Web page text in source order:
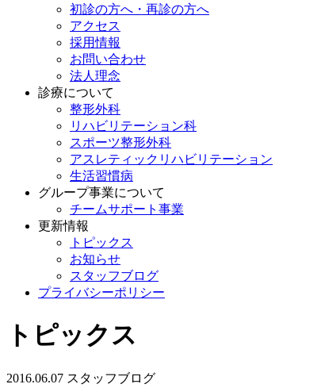
初診の方へ・再診の方へ
アクセス
採用情報
お問い合わせ
法人理念
診療について
整形外科
リハビリテーション科
スポーツ整形外科
アスレティックリハビリテーション
生活習慣病
グループ事業について
チームサポート事業
更新情報
トピックス
お知らせ
スタッフブログ
プライバシーポリシー
トピックス
2016.06.07 スタッフブログ